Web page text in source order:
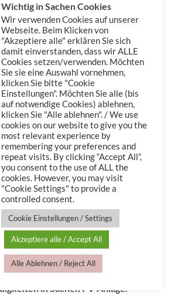
2023
Geocachewartung erster
Überraschungen und
Eventgedanken
Quellenregie
QR-verkodung
Blindschleiche
untermalten friedhöflichen
Karre
eines fast archivierten Caches und
in Sachen PV-Anlage.
Wichtig in Sachen Cookies
Wir verwenden Cookies auf unserer
Webseite. Beim Klicken von
"Akzeptiere alle" erklären Sie sich
damit einverstanden, dass wir ALLE
Cookies setzen/verwenden. Möchten
Sie sie eine Auswahl vornehmen,
klicken Sie bitte "Cookie
Einstellungen". Möchten Sie alle (bis
auf notwendige Cookies) ablehnen,
klicken Sie "Alle ablehnen". / We use
cookies on our website to give you the
most relevant experience by
remembering your preferences and
repeat visits. By clicking “Accept All”,
you consent to the use of ALL the
cookies. However, you may visit
"Cookie Settings" to provide a
controlled consent.
Cookie Einstellungen / Settings
Akzeptiere alle / Accept All
Alle Ablehnen / Reject All